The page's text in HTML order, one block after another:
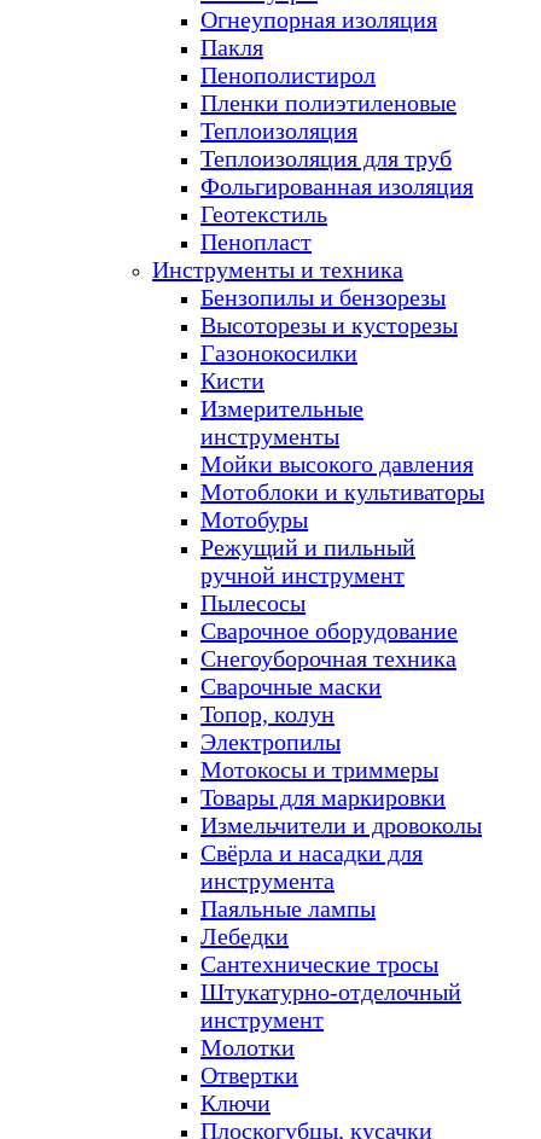
Огнеупорная изоляция
Пакля
Пенополистирол
Пленки полиэтиленовые
Теплоизоляция
Теплоизоляция для труб
Фольгированная изоляция
Геотекстиль
Пенопласт
Инструменты и техника
Бензопилы и бензорезы
Высоторезы и кусторезы
Газонокосилки
Кисти
Измерительные
инструменты
Мойки высокого давления
Мотоблоки и культиваторы
Мотобуры
Режущий и пильный
ручной инструмент
Пылесосы
Сварочное оборудование
Снегоуборочная техника
Сварочные маски
Топор, колун
Электропилы
Мотокосы и триммеры
Товары для маркировки
Измельчители и дровоколы
Свёрла и насадки для
инструмента
Паяльные лампы
Лебедки
Сантехнические тросы
Штукатурно-отделочный
инструмент
Молотки
Отвертки
Ключи
Плоскогубцы, кусачки